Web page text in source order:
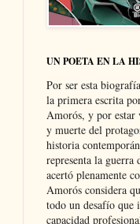
UN POETA EN LA
Por ser esta
la primera escrita
Amorós, y por estar
y muerte del
historia
representa la
acertó plenamente
Amorós considera
todo un desafío que
capacidad